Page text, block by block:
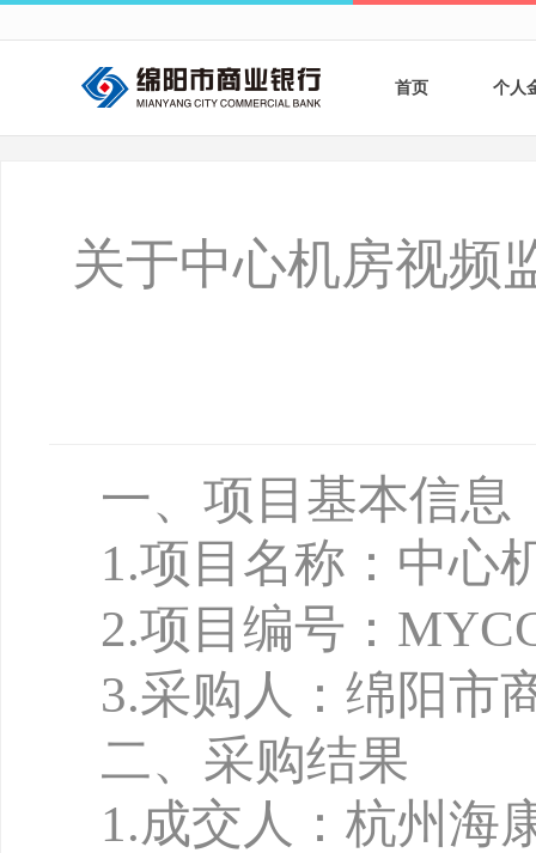
首页 个人
银
关于中心机房视频
一、项目基本信息
1.项目名称：中心
2.项目编号：
3.采购人：绵阳市
二、采购结果
1.成交人：杭州 海